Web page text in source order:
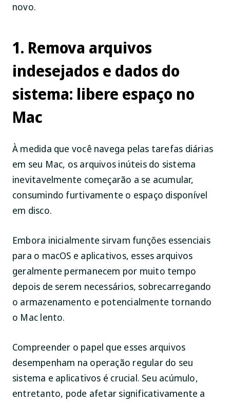
novo.
1. Remova arquivos
indesejados e dados do
sistema: libere espaço no
Mac
À medida que você navega pelas tarefas diárias
em seu Mac, os arquivos inúteis do sistema
inevitavelmente começarão a se acumular,
consumindo furtivamente o espaço disponível
em disco.
Embora inicialmente sirvam funções essenciais
para o macOS e aplicativos, esses arquivos
geralmente permanecem por muito tempo
depois de serem necessários, sobrecarregando
o armazenamento e potencialmente tornando
o Mac lento.
Compreender o papel que esses arquivos
desempenham na operação regular do seu
sistema e aplicativos é crucial. Seu acúmulo,
entretanto, pode afetar significativamente a